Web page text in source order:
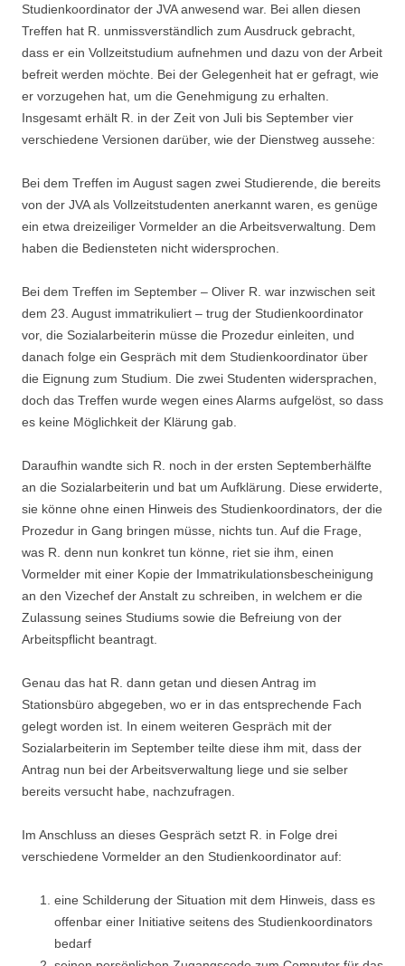
Studienkoordinator der JVA anwesend war. Bei allen diesen
Treffen hat R. unmissverständlich zum Ausdruck gebracht,
dass er ein Vollzeitstudium aufnehmen und dazu von der Arbeit
befreit werden möchte. Bei der Gelegenheit hat er gefragt, wie
er vorzugehen hat, um die Genehmigung zu erhalten.
Insgesamt erhält R. in der Zeit von Juli bis September vier
verschiedene Versionen darüber, wie der Dienstweg aussehe:
Bei dem Treffen im August sagen zwei Studierende, die bereits
von der JVA als Vollzeitstudenten anerkannt waren, es genüge
ein etwa dreizeiliger Vormelder an die Arbeitsverwaltung. Dem
haben die Bediensteten nicht widersprochen.
Bei dem Treffen im September – Oliver R. war inzwischen seit
dem 23. August immatrikuliert – trug der Studienkoordinator
vor, die Sozialarbeiterin müsse die Prozedur einleiten, und
danach folge ein Gespräch mit dem Studienkoordinator über
die Eignung zum Studium. Die zwei Studenten widersprachen,
doch das Treffen wurde wegen eines Alarms aufgelöst, so dass
es keine Möglichkeit der Klärung gab.
Daraufhin wandte sich R. noch in der ersten Septemberhälfte
an die Sozialarbeiterin und bat um Aufklärung. Diese erwiderte,
sie könne ohne einen Hinweis des Studienkoordinators, der die
Prozedur in Gang bringen müsse, nichts tun. Auf die Frage,
was R. denn nun konkret tun könne, riet sie ihm, einen
Vormelder mit einer Kopie der Immatrikulationsbescheinigung
an den Vizechef der Anstalt zu schreiben, in welchem er die
Zulassung seines Studiums sowie die Befreiung von der
Arbeitspflicht beantragt.
Genau das hat R. dann getan und diesen Antrag im
Stationsbüro abgegeben, wo er in das entsprechende Fach
gelegt worden ist. In einem weiteren Gespräch mit der
Sozialarbeiterin im September teilte diese ihm mit, dass der
Antrag nun bei der Arbeitsverwaltung liege und sie selber
bereits versucht habe, nachzufragen.
Im Anschluss an dieses Gespräch setzt R. in Folge drei
verschiedene Vormelder an den Studienkoordinator auf:
eine Schilderung der Situation mit dem Hinweis, dass es
offenbar einer Initiative seitens des Studienkoordinators
bedarf